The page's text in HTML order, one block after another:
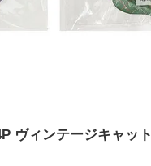
ヴィンテージキャット